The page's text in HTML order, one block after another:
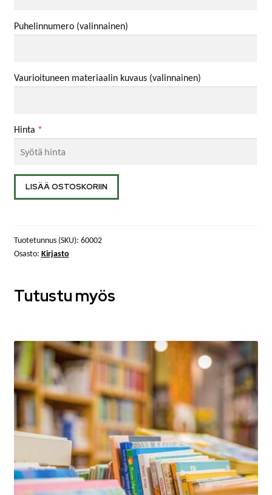
Puhelinnumero (valinnainen)
Vaurioituneen materiaalin kuvaus (valinnainen)
Hinta *
Kirjaston
varausmaksu
LISÄÄ OSTOSKORIIN
Tuotetunnus (SKU): 60002
Osasto: Kirjasto
Tutustu myös